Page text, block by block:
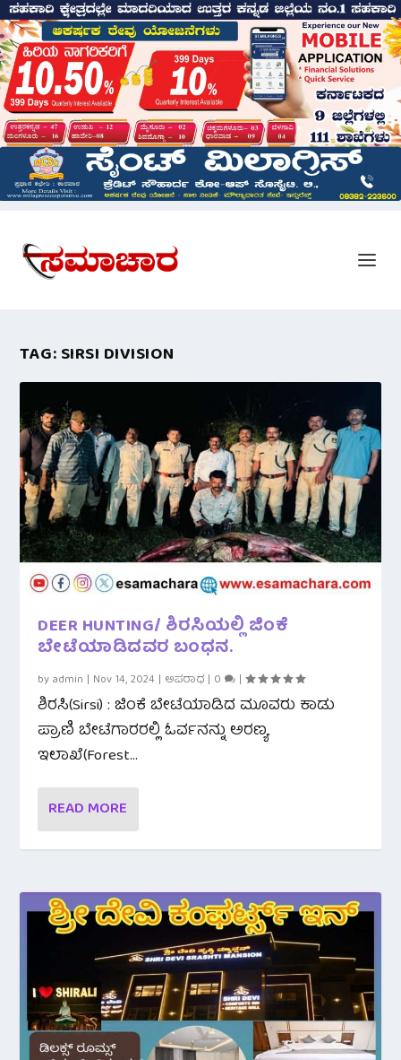
TAG:SIRSI DIVISION
DEER HUNTING/ ಶಿರಸಿಯಲ್ಲಿ ಜಿಂಕೆ
ಬೇಟೆಯಾಡಿದವರ ಬಂಧನ.
byadmin | Nov 14, 2024 | ಅಪರಾಧ | 0 |
ಶಿರಸಿ(Sirsi) : ಜಿಂಕೆ ಬೇಟೆಯಾಡಿದ ಮೂವರು ಕಾಡು
ಪ್ರಾಣಿ ಬೇಟೆಗಾರರಲ್ಲಿ ಓರ್ವನನ್ನು ಅರಣ್ಯ
ಇಲಾಖೆ(Forest...
READ MORE